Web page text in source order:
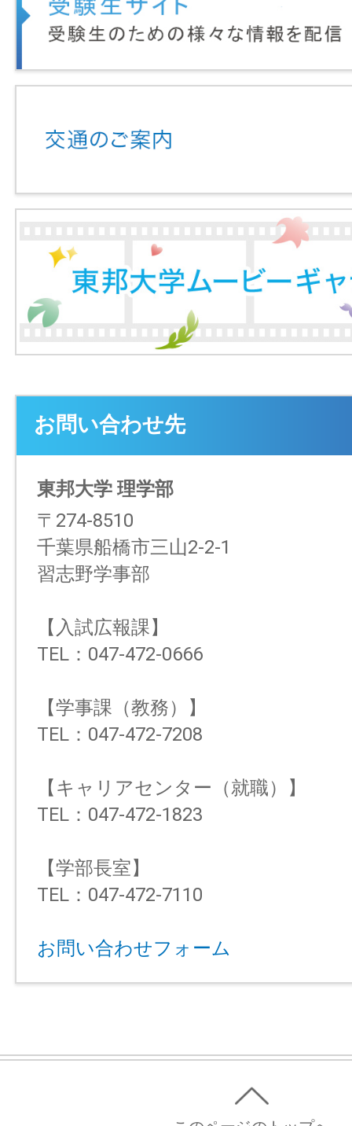
お問い合わせ先
東邦大学 理学部
〒274-8510
千葉県船橋市三山2-2-1
習志野学事部
【入試広報課】
TEL：047-472-0666
【学事課（教務）】
TEL：047-472-7208
【キャリアセンター（就職）】
TEL：047-472-1823
【学部長室】
TEL：047-472-7110
お問い合わせフォーム